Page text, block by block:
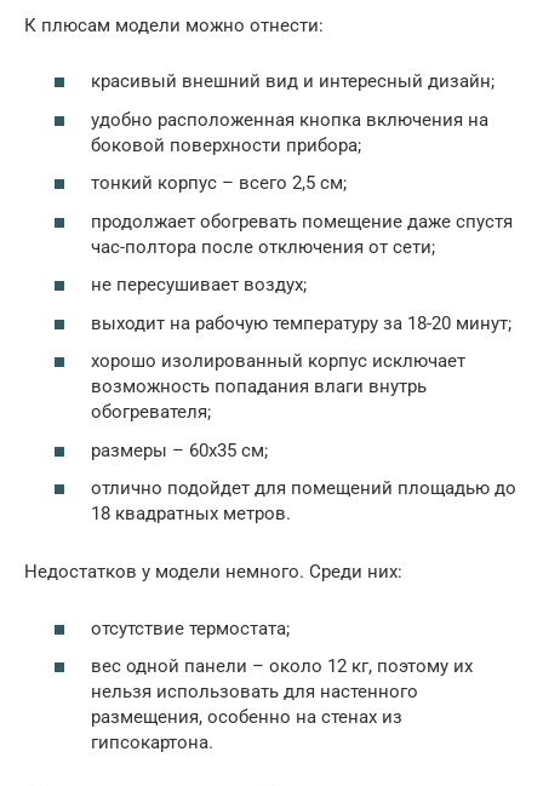
К плюсам модели можно отнести:
красивый внешний вид и интересный дизайн;
удобно расположенная кнопка включения на
боковой поверхности прибора;
тонкий корпус – всего 2,5 см;
продолжает обогревать помещение даже спустя
час-полтора после отключения от сети;
не пересушивает воздух;
выходит на рабочую температуру за 18-20 минут;
хорошо изолированный корпус исключает
возможность попадания влаги внутрь
обогревателя;
размеры – 60х35 см;
отлично подойдет для помещений площадью до
18 квадратных метров.
Недостатков у модели немного. Среди них:
отсутствие термостата;
вес одной панели – около 12 кг, поэтому их
нельзя использовать для настенного
размещения, особенно на стенах из
гипсокартона.